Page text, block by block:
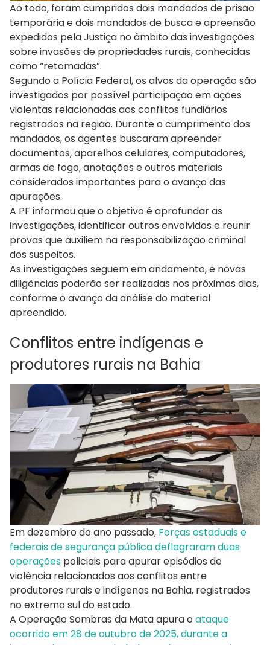
Ao todo, foram cumpridos dois mandados de prisão
temporária e dois mandados de busca e apreensão
expedidos pela Justiça no âmbito das investigações
sobre invasões de propriedades rurais, conhecidas
como “retomadas”.
Segundo a Polícia Federal, os alvos da operação são
investigados por possível participação em ações
violentas relacionadas aos conflitos fundiários
registrados na região. Durante o cumprimento dos
mandados, os agentes buscaram apreender
documentos, aparelhos celulares, computadores,
armas de fogo, anotações e outros materiais
considerados importantes para o avanço das
apurações.
A PF informou que o objetivo é aprofundar as
investigações, identificar outros envolvidos e reunir
provas que auxiliem na responsabilização criminal
dos suspeitos.
As investigações seguem em andamento, e novas
diligências poderão ser realizadas nos próximos dias,
conforme o avanço da análise do material
apreendido.
Conflitos entre indígenas e
produtores rurais na Bahia
Em dezembro do ano passado, Forças estaduais e
federais de segurança pública deflagraram duas
operações policiais para apurar episódios de
violência relacionados aos conflitos entre
produtores rurais e indígenas na Bahia, registrados
no extremo sul do estado.
A Operação Sombras da Mata apura o ataque
ocorrido em 28 de outubro de 2025, durante a